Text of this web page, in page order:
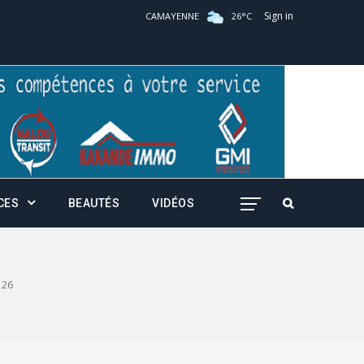
CAMAYENNE 26°C Sign in
BEAUTÉS VIDÉOS
26